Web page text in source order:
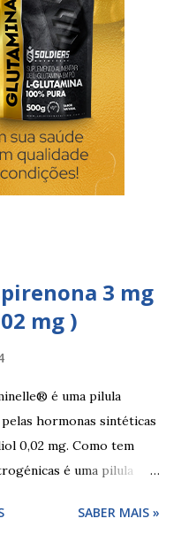
3 mg
mg )
é uma pilula
hormonas sintéticas
0,02 mg. Como tem
é uma pilula
lactose mono-
SABER MAIS »